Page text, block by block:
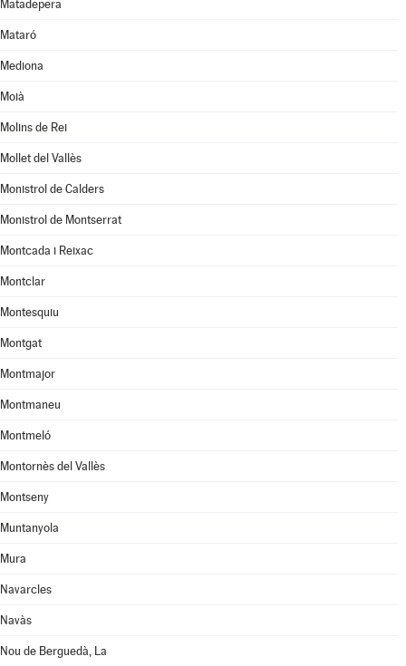
Matadepera
Mataró
Mediona
Moià
Molins de Rei
Mollet del Vallès
Monistrol de Calders
Monistrol de Montserrat
Montcada i Reixac
Montclar
Montesquiu
Montgat
Montmajor
Montmaneu
Montmeló
Montornès del Vallès
Montseny
Muntanyola
Mura
Navarcles
Navàs
Nou de Berguedà, La